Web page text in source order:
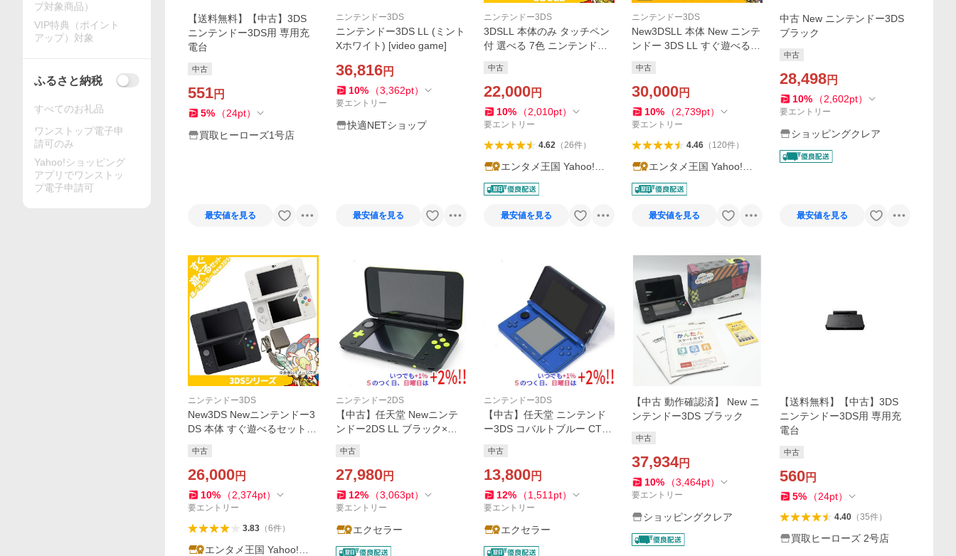
【送料無料】【中古】3DS
ニンテンドー3DS用 専用充
電台
中古
551円
5% （24pt）
買取ヒーローズ1号店
最安値を見る
ニンテンドー3DS
ニンテンドー3DS LL (ミント
Xホワイト) [video game]
36,816円
10% （3,362pt）
要エントリー
快適NETショップ
最安値を見る
ニンテンドー3DS
3DSLL 本体のみ タッチペン
付 選べる 7色 ニンテンドー3
中古
22,000円
10% （2,010pt）
要エントリー
4.62（26件）
エンタメ王国 Yahoo!シ
ョッピング店
最安値を見る
ニンテンドー3DS
New3DSLL 本体 New ニンテ
ンドー 3DS LL すぐ遊べるセ
るカラー Nintendo 任天堂 ニ
ンテンドー 中古
中古
30,000円
10% （2,739pt）
要エントリー
4.46（ 120件）
エンタメ王国 Yahoo!シ
ョッピング店
最安値を見る
中古 New ニンテンドー3DS
ブラック
中古
28,498円
10% （2,602pt）
要エントリー
ショッピングクレア
最安値を見る
ニンテンドー3DS
New3DS Newニンテンドー3
DS 本体 すぐ遊べるセット
ニンテンドー 中古
中古
26,000円
10% （2,374pt）
要エントリー
3.83（6件）
エンタメ王国 Yahoo!シ
ニンテンドー2DS
【中古】任天堂 Newニンテ
ンドー2DS LL ブラック×ラ
1％！5のつく日と日曜日は+
2%！】 爆買
中古
27,980円
12% （3,063pt）
要エントリー
エクセラー
ニンテンドー3DS
【中古】任天堂 ニンテンド
ー3DS コバルトブルー CTR-
ティックゴムなし【いつでも
+1％！5のつく日と日曜日は
+2%！】 爆買
中古
13,800円
12% （1,511 pt）
要エントリー
エクセラー
【中古 動作確認済】 New ニ
ンテンドー3DS ブラック
中古
37,934円
10% （3,464pt）
要エントリー
ショッピングクレア
【送料無料】【中古】3DS
ニンテンドー3DS用 専用充
電台
中古
560円
5% （24pt）
4.40（35件）
買取ヒーローズ 2号店
プ対象商品）
VIP特典（ポイント
アップ）対象
ふるさと納税
すべてのお礼品
ワンストップ電子申
請可のみ
Yahoo!ショッピング
アプリでワンストッ
プ電子申請可